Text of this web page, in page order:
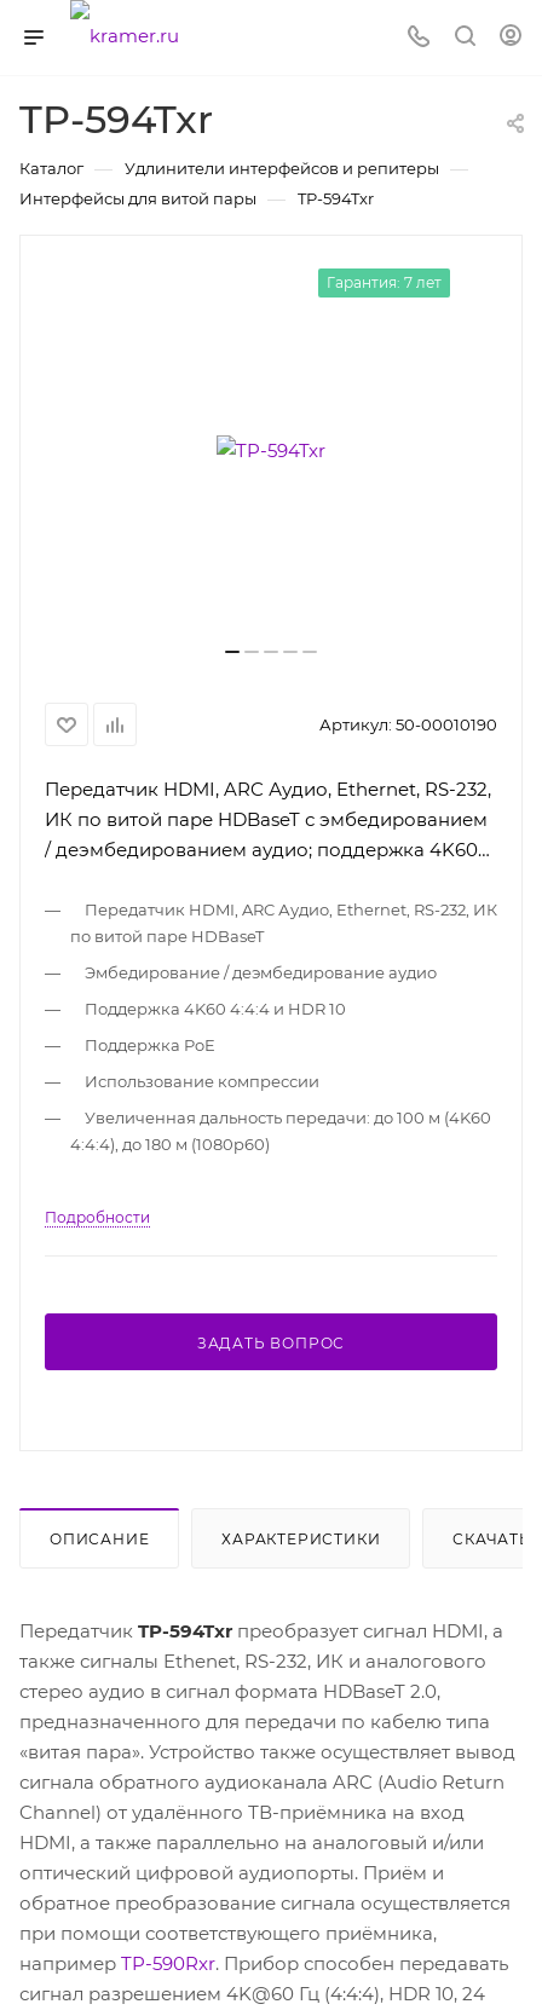
TP-594Txr
Каталог — Удлинители интерфейсов и репитеры —
Интерфейсы для витой пары — TP-594Txr
Гарантия: 7 лет
Артикул: 50-00010190
Передатчик HDMI, ARC Аудио, Ethernet, RS-232,
ИК по витой паре HDBaseT с эмбедированием
/ деэмбедированием аудио; поддержка 4K60
Передатчик HDMI, ARC Аудио, Ethernet, RS-232, ИК
по витой паре HDBaseT
Эмбедирование / деэмбедирование аудио
Поддержка 4K60 4:4:4 и HDR 10
Поддержка PoE
Использование компрессии
Увеличенная дальность передачи: до 100 м (4K60
4:4:4), до 180 м (1080p60)
Подробности
ЗАДАТЬ ВОПРОС
ОПИСАНИЕ ХАРАКТЕРИСТИКИ СКАЧАТЬ
Передатчик TP-594Txr преобразует сигнал HDMI, а
также сигналы Ethenet, RS-232, ИК и аналогового
стерео аудио в сигнал формата HDBaseT 2.0,
предназначенного для передачи по кабелю типа
«витая пара». Устройство также осуществляет вывод
сигнала обратного аудиоканала ARC (Audio Return
Channel) от удалённого ТВ-приёмника на вход
HDMI, а также параллельно на аналоговый и/или
оптический цифровой аудиопорты. Приём и
обратное преобразование сигнала осуществляется
при помощи соответствующего приёмника,
например TP-590Rxr. Прибор способен передавать
сигнал разрешением 4K@60 Гц (4:4:4), HDR 10, 24